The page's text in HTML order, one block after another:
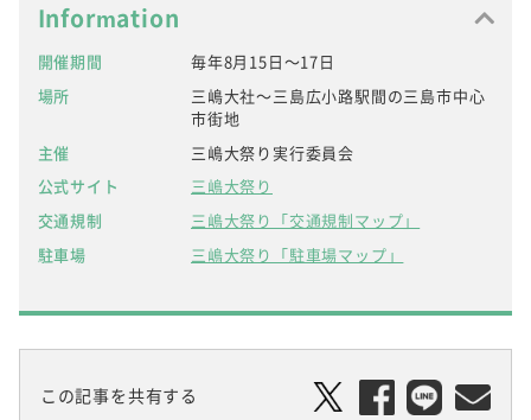
Information
開催期間
毎年8月15日～17日
場所
三嶋大社～三島広小路駅間の三島市中心
市街地
主催
三嶋大祭り実行委員会
公式サイト
三嶋大祭り
交通規制
三嶋大祭り「交通規制マップ」
駐車場
三嶋大祭り「駐車場マップ」
この記事を共有する